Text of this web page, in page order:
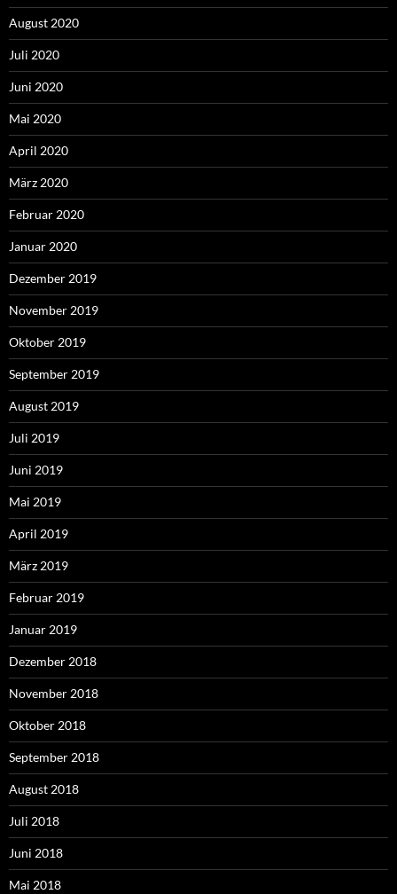
August 2020
Juli 2020
Juni 2020
Mai 2020
April 2020
März 2020
Februar 2020
Januar 2020
Dezember 2019
November 2019
Oktober 2019
September 2019
August 2019
Juli 2019
Juni 2019
Mai 2019
April 2019
März 2019
Februar 2019
Januar 2019
Dezember 2018
November 2018
Oktober 2018
September 2018
August 2018
Juli 2018
Juni 2018
Mai 2018